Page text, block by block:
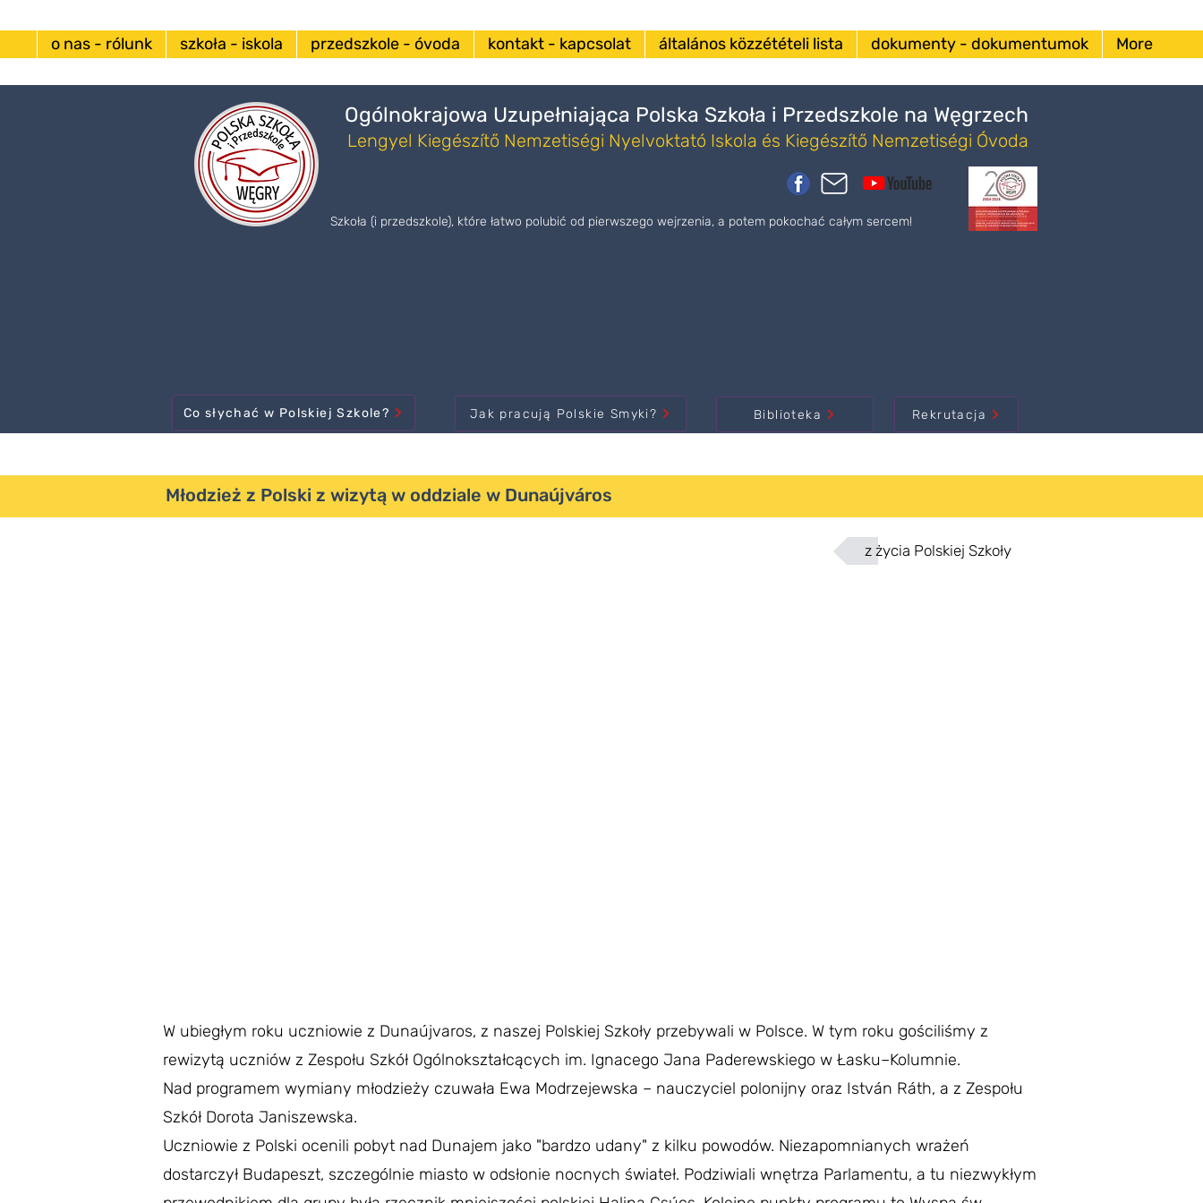
o nas - rólunk szkoła - iskola przedszkole - óvoda kontakt - kapcsolat általános közzétételi lista dokumenty - dokumentumok More
z życia Polskiej Szkoły
W ubiegłym roku uczniowie z Dunaújvaros, z naszej Polskiej Szkoły przebywali w Polsce. W tym roku gościliśmy z
rewizytą uczniów z Zespołu Szkół Ogólnokształcących im. Ignacego Jana Paderewskiego w Łasku–Kolumnie.
Nad programem wymiany młodzieży czuwała Ewa Modrzejewska – nauczyciel polonijny oraz István Ráth, a z Zespołu
Szkół Dorota Janiszewska.
Uczniowie z Polski ocenili pobyt nad Dunajem jako "bardzo udany" z kilku powodów. Niezapomnianych wrażeń
dostarczył Budapeszt, szczególnie miasto w odsłonie nocnych świateł. Podziwiali wnętrza Parlamentu, a tu niezwykłym
Młodzież z Polski z wizytą w oddziale w Dunaújváros
Szkoła (i przedszkole), które łatwo polubić od pierwszego wejrzenia, a potem pokochać całym sercem!
Co słychać w Polskiej Szkole? Jak pracują Polskie Smyki? Biblioteka Rekrutacja
Ogólnokrajowa Uzupełniająca Polska Szkoła i Przedszkole na Węgrzech
Lengyel Kiegészítő Nemzetiségi Nyelvoktató Iskola és Kiegészítő Nemzetiségi Óvoda